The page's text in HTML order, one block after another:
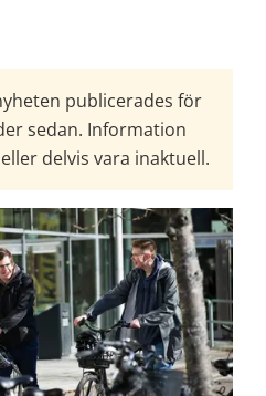
publicerades för
sedan. Information
delvis vara inaktuell.